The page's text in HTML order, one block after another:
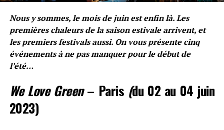
SUIVANT
Rimkus et Lacrim s’envolent pour « Santorini »
NE RATEZ PAS
Focus sur Romain « Babyboys », fidèle bras droit de Jul
Nous y sommes, le mois de juin est enfin là. Les
premières chaleurs de la saison estivale arrivent, et
les premiers festivals aussi. On vous présente cinq
événements à ne pas manquer pour le début de
l’été…
We Love Green– Paris (du 02 au 04 juin
2023)